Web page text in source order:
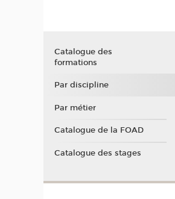
Catalogue des
formations
Par discipline
Par métier
Catalogue de la FOAD
Catalogue des stages